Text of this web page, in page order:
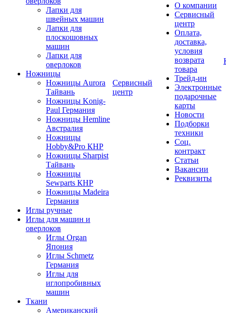
Лапки для
швейных машин
Лапки для
плоскошовных
машин
Лапки для
оверлоков
Ножницы
Ножницы Aurora
Тайвань
Ножницы Konig-
Paul Германия
Ножницы Hemline
Австралия
Ножницы
Hobby&Pro КНР
Ножницы Sharpist
Тайвань
Ножницы
Sewparts КНР
Ножницы Madeira
Германия
Иглы ручные
Иглы для машин и
оверлоков
Иглы Organ
Япония
Иглы Schmetz
Германия
Иглы для
иглопробивных
машин
Ткани
Американский
Сервисный
центр
О компании
Сервисный
центр
Оплата,
доставка,
условия
возврата
товара
Трейд-ин
Электронные
подарочные
карты
Новости
Подборки
техники
Соц.
контракт
Статьи
Вакансии
Реквизиты